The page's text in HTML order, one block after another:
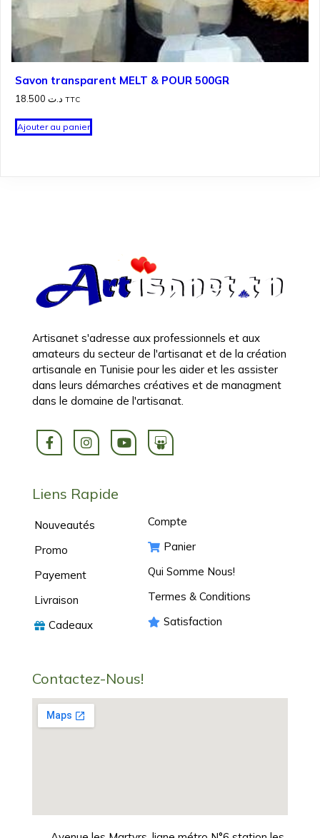
Savon transparent MELT & POUR 500GR
د.ت TTC
Ajouter au panier
Artisanet s'adresse aux professionnels et aux
amateurs du secteur de l'artisanat et de la création
artisanale en Tunisie pour les aider et les assister
dans leurs démarches créatives et de managment
dans le domaine de l'artisanat.
Liens Rapide
Nouveautés
Promo
Payement
Livraison
Cadeaux
Compte
Panier
Qui Somme Nous!
Termes & Conditions
Satisfaction
Contactez-Nous!